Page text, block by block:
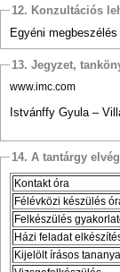
12. Konzultációs
Egyéni megbeszélés
13. Jegyzet,
www.imc.com
Istvánffy Gyula –
14. A tantárgy
Kontakt óra
Félévközi készülés
Felkészülés
Házi feladat
Kijelölt írásos